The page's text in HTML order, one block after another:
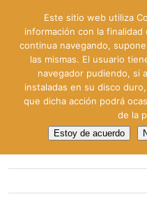
Este sitio web utiliza
información con la
continua navegando,
las mismas. El usuario
navegador pudiendo, si
instaladas en su disco
que dicha acción podrá
de la
Estoy de acuerdo